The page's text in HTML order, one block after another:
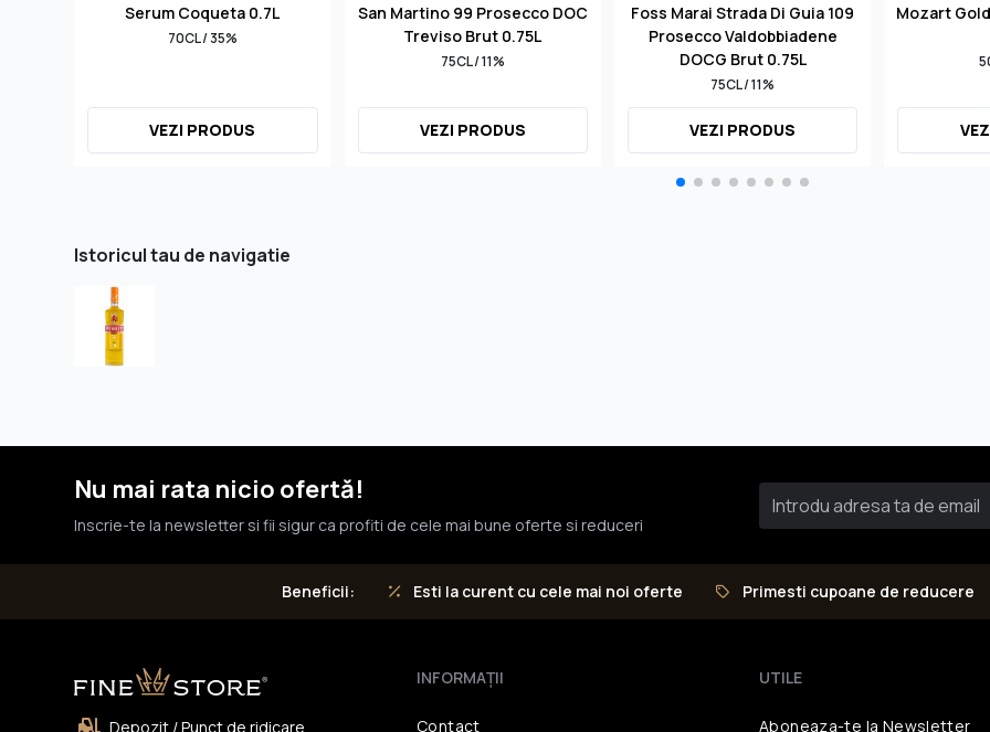
Serum Coqueta 0.7L
70CL / 35%
VEZI PRODUS
San Martino 99 Prosecco DOC
Treviso Brut 0.75L
75CL / 11%
VEZI PRODUS
Foss Marai Strada Di Guia 109
Prosecco Valdobbiadene
DOCG Brut 0.75L
75CL / 11%
VEZI PRODUS
Mozart
Istoricul tau de navigatie
Nu mai rata nicio ofertă!
Inscrie-te la newsletter si fii sigur ca profiti de cele mai bune oferte si reduceri
Beneficii: Esti la curent cu cele mai noi oferte Primesti cupoane de reducere
Depozit / Punct de ridicare
INFORMAŢII
Contact
UTILE
Aboneaza-te la Newsletter